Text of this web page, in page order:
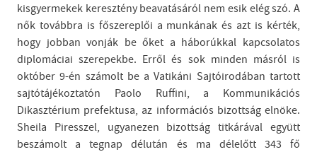
kisgyermekek keresztény beavatásáról nem esik elég szó. A
nők továbbra is főszereplői a munkának és azt is kérték,
hogy jobban vonják be őket a háborúkkal kapcsolatos
diplomáciai szerepekbe. Erről és sok minden másról is
október 9-én számolt be a Vatikáni Sajtóirodában tartott
sajtótájékoztatón Paolo Ruffini, a Kommunikációs
Dikasztérium prefektusa, az információs bizottság elnöke.
Sheila Piresszel, ugyanezen bizottság titkárával együtt
beszámolt a tegnap délután és ma délelőtt 343 fő